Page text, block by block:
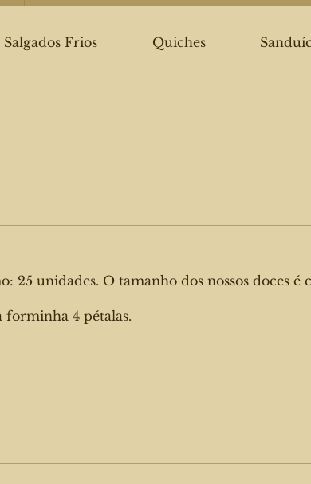
Salgados Frios Quiches
25 unidades. O tamanho dos nossos doces é